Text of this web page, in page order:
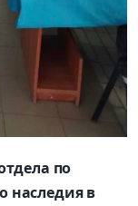
по
наследия в